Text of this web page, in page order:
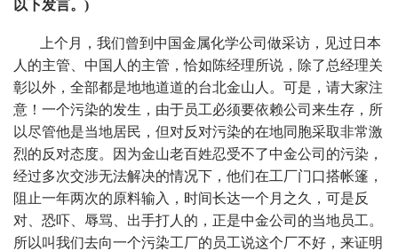
以下发言。)
上个月，我们曾到中国金属化学公司做采访，见过日本
人的主管、中国人的主管，恰如陈经理所说，除了总经理关
彰以外，全部都是地地道道的台北金山人。可是，请大家注
意！一个污染的发生，由于员工必须要依赖公司来生存，所
以尽管他是当地居民，但对反对污染的在地同胞采取非常激
烈的反对态度。因为金山老百姓忍受不了中金公司的污染，
经过多次交涉无法解决的情况下，他们在工厂门口搭帐篷，
阻止一年两次的原料输入，时间长达一个月之久，可是反
对、恐吓、辱骂、出手打人的，正是中金公司的当地员工。
所以叫我们去向一个污染工厂的员工说这个厂不好，来证明